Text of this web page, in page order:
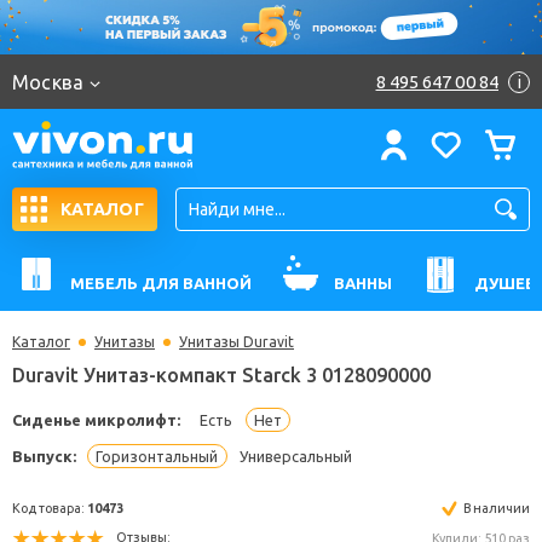
Москва 8 495 647 00 84 i
КАТАЛОГ
МЕБЕЛЬ ДЛЯ ВАННОЙ ВАННЫ
Каталог Унитазы Унитазы Duravit
Duravit Унитаз-компакт Starck 3 0128090000
Сиденье микролифт: Есть Нет
Выпуск: Горизонтальный